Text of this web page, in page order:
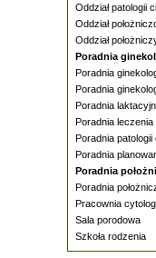
Oddział patologii
Oddział
Oddział
Poradnia
Poradnia
Poradnia
Poradnia
Poradnia leczenia
Poradnia patologii
Poradnia
Poradnia
Poradnia
Pracownia
Sala porodowa
Szkoła rodzenia